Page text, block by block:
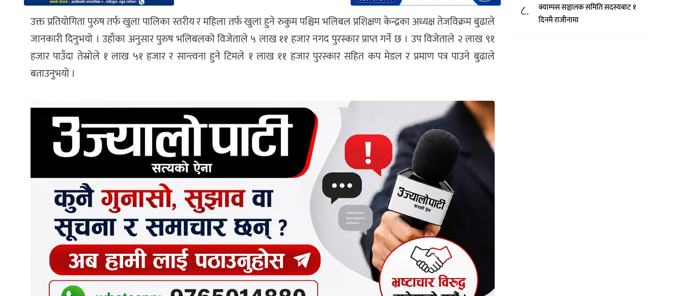
उक्त प्रतियोगिता पुरुष तर्फ खुला पालिका स्तरीय र महिला तर्फ खुला हुने रुकुम पश्चिम भलिबल प्रशिक्षण केन्द्रका अध्यक्ष तेजविक्रम बुढाले
जानकारी दिनुभयो । उहाँका अनुसार पुरुष भलिबलको विजेताले ५ लाख ११ हजार नगद पुरस्कार प्राप्त गर्ने छ । उप विजेताले २ लाख ९१
हजार पाउँदा तेस्रोले १ लाख ५१ हजार र सान्त्वना हुने टिमले १ लाख ११ हजार पुरस्कार सहित कप मेडल र प्रमाण पत्र पाउने बुढाले
बताउनुभयो ।
८.
क्याम्पस सञ्चालक समिति सदस्यबाट १
दिनमै राजीनामा